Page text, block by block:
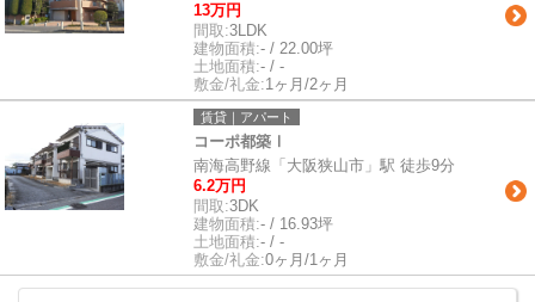
13万円
間取:3LDK
建物面積:- / 22.00坪
土地面積:- / -
敷金/礼金:1ヶ月/2ヶ月
賃貸｜アパート
コーポ都築Ⅰ
南海高野線「大阪狭山市」駅 徒歩9分
6.2万円
間取:3DK
建物面積:- / 16.93坪
土地面積:- / -
敷金/礼金:0ヶ月/1ヶ月